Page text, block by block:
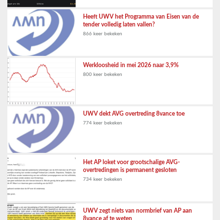
Heeft UWV het Programma van Eisen van de
tender volledig laten vallen?
866 keer bekeken
Werkloosheid in mei 2026 naar 3,9%
800 keer bekeken
UWV dekt AVG overtreding 8vance toe
774 keer bekeken
Het AP loket voor grootschalige AVG-
overtredingen is permanent gesloten
734 keer bekeken
UWV zegt niets van normbrief van AP aan
8vance af te weten